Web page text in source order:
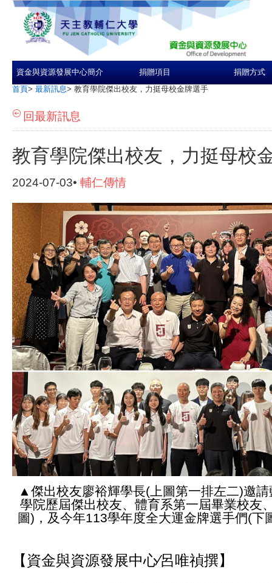
資金與資源發展中心簡介 捐贈項目 捐贈方式
首頁> 最新訊息> 教育學院傑出校友，力挺母校金牌選手
回最新訊息
教育學院傑出校友，力挺母校
2024-07-03• 輔仁傳情
▲傑出校友廖裕輝學長(上圖第一排左二)邀
學院歷屆傑出校友、體育系第一屆畢業校友
圖)，及今年113學年度全大運金牌選手們(下
【資金與資源發展中心∕呂唯禎撰】